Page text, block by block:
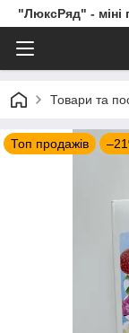
"ЛюксРяд" - міні
Товари та
Топ продажів